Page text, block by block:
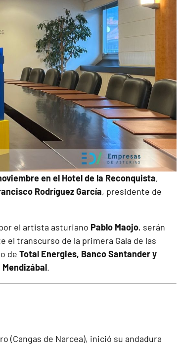
en el Hotel de la Reconquista,
Rodríguez García, presidente de
el artista asturiano Pablo Maojo, serán
el transcurso de la primera Gala de las
de Total Energies, Banco Santander y
Mendizábal.
(Cangas de Narcea), inició su andadura